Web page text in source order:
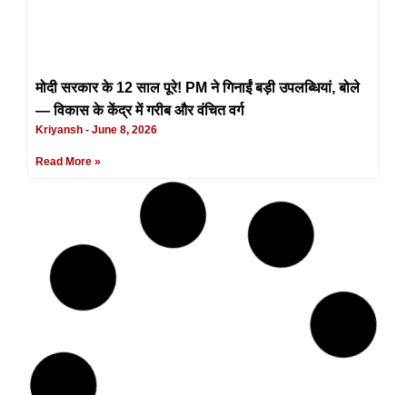
मोदी सरकार के 12 साल पूरे! PM ने गिनाईं बड़ी उपलब्धियां, बोले
— विकास के केंद्र में गरीब और वंचित वर्ग
Kriyansh June 8, 2026
Read More »